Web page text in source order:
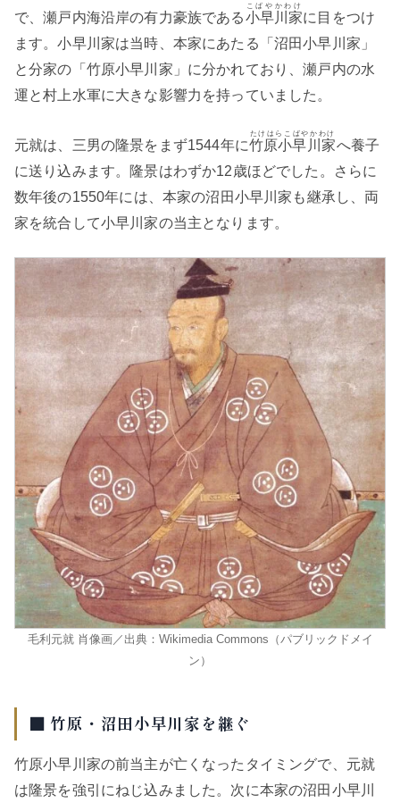
で、瀬戸内海沿岸の有力豪族である小早川家
こばやかわけ
に目をつけ
ます。小早川家は当時、本家にあたる「沼田小早川家」
と分家の「竹原小早川家」に分かれており、瀬戸内の水
運と村上水軍に大きな影響力を持っていました。
元就は、三男の隆景をまず1544年に竹原小早川家
たけはらこばやかわけ
へ養子
に送り込みます。隆景はわずか12歳ほどでした。さらに
数年後の1550年には、本家の沼田小早川家も継承し、両
家を統合して小早川家の当主となります。
毛利元就 肖像画／出典：Wikimedia Commons（パブリックドメイ
ン）
■ 竹原・沼田小早川家を継ぐ
竹原小早川家の前当主が亡くなったタイミングで、元就
は隆景を強引にねじ込みました。次に本家の沼田小早川